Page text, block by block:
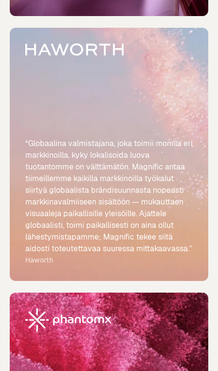
“Globaalina valmistajana, joka toimii monilla eri
markkinoilla, kyky lokalisoida luova
tuotantomme on välttämätön. Magnific antaa
tiimeillemme kaikilla markkinoilla työkalut
siirtyä globaalista brändisuunnasta nopeasti
markkinavalmiiseen sisältöön — mukauttaen
visuaaleja paikallisille yleisöille. Ajattele
globaalisti, toimi paikallisesti on aina ollut
lähestymistapamme; Magnific tekee siitä
aidosti toteutettavaa suuressa mittakaavassa.”
Haworth